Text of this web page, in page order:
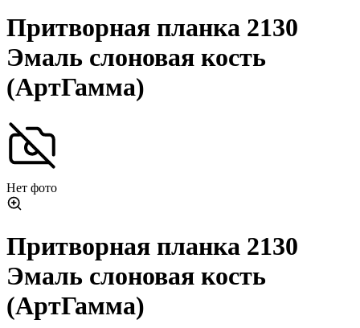
Притворная планка 2130
Эмаль слоновая кость
(АртГамма)
Нет фото
Притворная планка 2130
Эмаль слоновая кость
(АртГамма)